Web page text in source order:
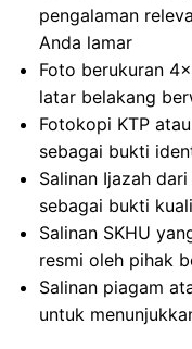
pengalaman
Anda lamar
Foto berukuran
latar belakang
Fotokopi KTP
sebagai bukti
Salinan Ijazah
sebagai bukti
Salinan SKHU
resmi oleh pihak
Salinan piagam
untuk